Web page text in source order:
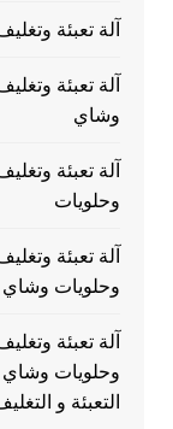
آلة تعبئة
آلة تعبئة
وشاي
آلة تعبئة
وحلويات
آلة تعبئة
وحلويات وشاي
آلة تعبئة
وحلويات
التعبئة و